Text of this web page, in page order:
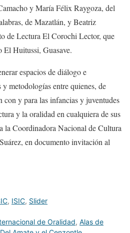
y María Félix Raygoza, del
de Mazatlán, y Beatriz
de Lectura El Corochi Lector, que
El Huitussi, Guasave.
espacios de diálogo e
metodologías entre quienes, de
con y para las infancias y juventudes
y la oralidad en cualquiera de sus
la Coordinadora Nacional de Cultura
en documento invitación al
, ISIC, Slider
de Oralidad, Alas de